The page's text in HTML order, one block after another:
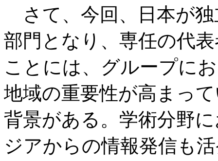
さて、今回、日本が独
部門となり、専任の代
ことには、グループに
地域の重要性が高まっ
背景がある。学術分野
ジアからの情報発信も